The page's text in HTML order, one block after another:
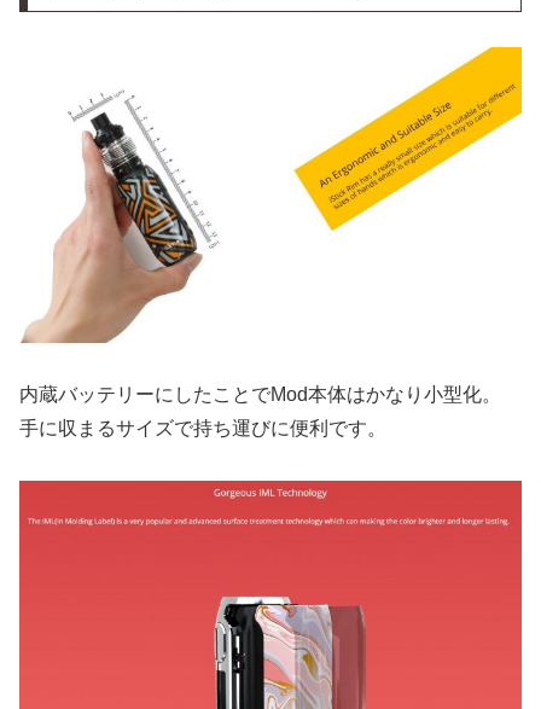
内蔵バッテリーにしたことでMod本体はかなり小型化。
手に収まるサイズで持ち運びに便利です。